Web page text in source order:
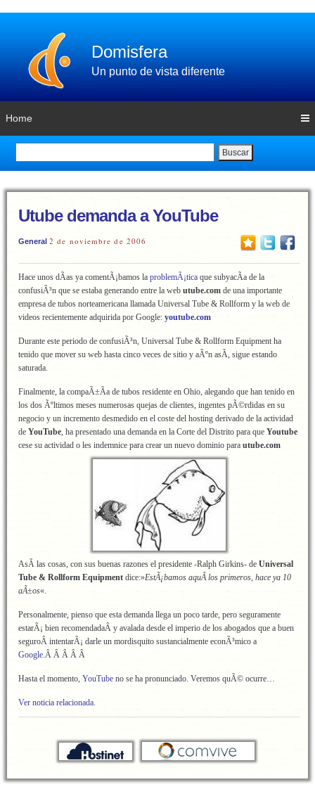
Domisfera
Un punto de vista diferente
Home
Buscar
Utube demanda a YouTube
General 2 de noviembre de 2006
Hace unos dÃ­as ya comentÃ¡bamos la problemÃ¡tica que subyacÃ­a de la
confusiÃ³n que se estaba generando entre la web utube.com de una importante
empresa de tubos norteamericana llamada Universal Tube & Rollform y la web de
videos recientemente adquirida por Google: youtube.com
Durante este periodo de confusiÃ³n, Universal Tube & Rollform Equipment ha
tenido que mover su web hasta cinco veces de sitio y aÃºn asÃ­, sigue estando
saturada.
Finalmente, la compaÃ±Ã­a de tubos residente en Ohio, alegando que han tenido en
los dos Ãºltimos meses numerosas quejas de clientes, ingentes pÃ©rdidas en su
negocio y un incremento desmedido en el coste del hosting derivado de la actividad
de YouTube, ha presentado una demanda en la Corte del Distrito para que Youtube
cese su actividad o les indemnice para crear un nuevo dominio para utube.com
AsÃ­ las cosas, con sus buenas razones el presidente -Ralph Girkins- de Universal
Tube & Rollform Equipment dice:»EstÃ¡bamos aquÃ­ los primeros, hace ya 10
aÃ±os«.
Personalmente, pienso que esta demanda llega un poco tarde, pero seguramente
estarÃ¡ bien recomendadaÂ y avalada desde el imperio de los abogados que a buen
seguroÂ intentarÃ¡ darle un mordisquito sustancialmente econÃ³mico a
Google.Â Â Â Â Â
Hasta el momento, YouTube no se ha pronunciado. Veremos quÃ© ocurre…
Ver noticia relacionada.